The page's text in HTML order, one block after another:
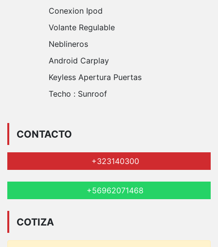
Conexion Ipod
Volante Regulable
Neblineros
Android Carplay
Keyless Apertura Puertas
Techo : Sunroof
CONTACTO
+323140300
+56962071468
COTIZA